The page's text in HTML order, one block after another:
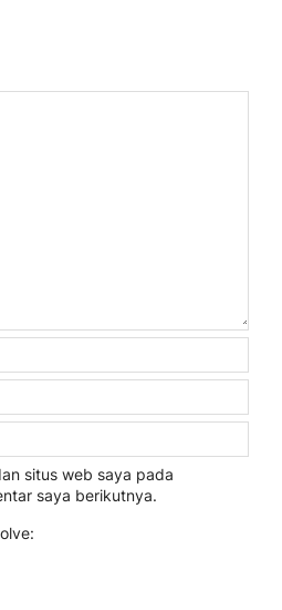
situs web saya pada
saya berikutnya.